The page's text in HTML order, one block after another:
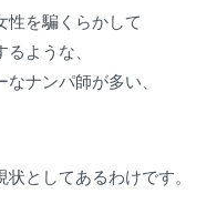
性を騙くらかして
ような、
ナンパ師が多い、
状としてあるわけです。